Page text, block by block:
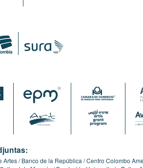
Artes Banco de la República Centro Colombo